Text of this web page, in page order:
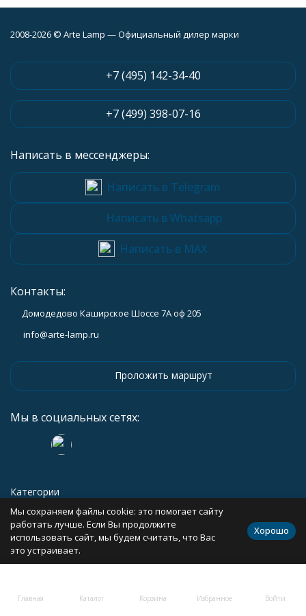
Главная Каталог Корзина Избранное Войти
2008-2026 © Arte Lamp — Официальный дилер марки
+7 (495) 142-34-40
+7 (499) 398-07-16
Написать в мессенджеры:
Написать в Telegram
Написать в Whatsapp
Написать в MAX
Контакты:
Домодедово Каширское Шоссе 7А оф 205
info@arte-lamp.ru
Проложить маршрут
Мы в социальных сетях:
Категории
Информация
Политика персональных данных Карта сайта
Мы сохраняем файлы cookie: это помогает сайту
работать лучше. Если Вы продолжите
использовать сайт, мы будем считать, что Вас
это устраивает.
Хорошо